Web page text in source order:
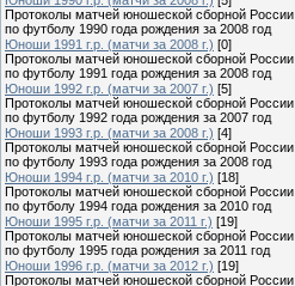
Протоколы матчей юношеской сборной России
по футболу 1990 года рождения за 2008 год
Юноши 1991 г.р. (матчи за 2008 г.) [0]
Протоколы матчей юношеской сборной России
по футболу 1991 года рождения за 2008 год
Юноши 1992 г.р. (матчи за 2007 г.) [5]
Протоколы матчей юношеской сборной России
по футболу 1992 года рождения за 2007 год
Юноши 1993 г.р. (матчи за 2008 г.) [4]
Протоколы матчей юношеской сборной России
по футболу 1993 года рождения за 2008 год
Юноши 1994 г.р. (матчи за 2010 г.) [18]
Протоколы матчей юношеской сборной России
по футболу 1994 года рождения за 2010 год
Юноши 1995 г.р. (матчи за 2011 г.) [19]
Протоколы матчей юношеской сборной России
по футболу 1995 года рождения за 2011 год
Юноши 1996 г.р. (матчи за 2012 г.) [19]
Протоколы матчей юношеской сборной России